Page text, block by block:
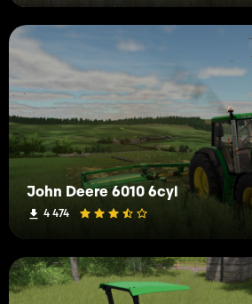
John Deere 6010 6cyl
4 474